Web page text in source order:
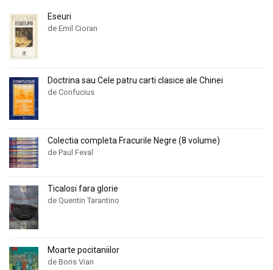
Eseuri
de Emil Cioran
Doctrina sau Cele patru carti clasice ale Chinei
de Confucius
Colectia completa Fracurile Negre (8 volume)
de Paul Feval
Ticalosi fara glorie
de Quentin Tarantino
Moarte pocitaniilor
de Boris Vian